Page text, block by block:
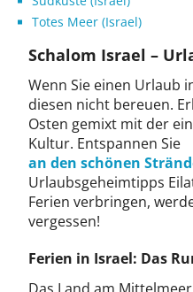
Totes Meer (Israel)
Schalom Israel –
Wenn Sie einen Urlaub
diesen nicht bereuen.
Osten gemixt mit der
Kultur. Entspannen Sie
an den schönen
Urlaubsgeheimtipps
Ferien verbringen,
vergessen!
Ferien in Israel: Das